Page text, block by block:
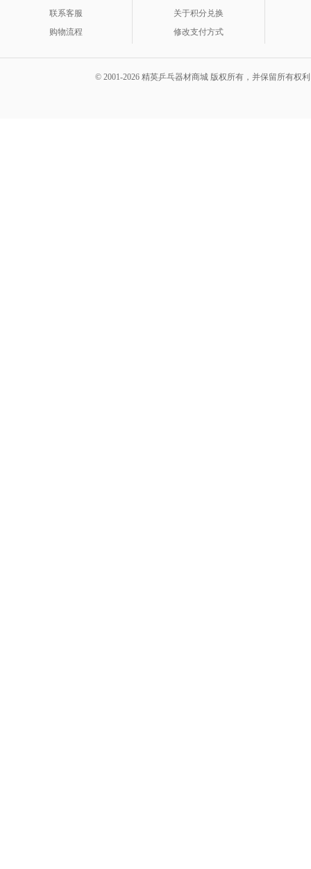
联系客服
购物流程
关于积分兑换
修改支付方式
© 2001-2026 精英乒乓器材商城 版权所有，并保留所有权